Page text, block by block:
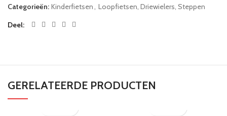
Categorieën: Kinderfietsen, Loopfietsen, Driewielers, Steppen
Deel
GERELATEERDE PRODUCTEN